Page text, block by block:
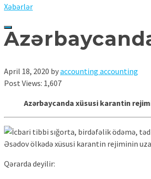
Xəbərlər
April 18, 2020 byaccounting accounting
Post Views: 1,607
Azərbaycanda xüsusi karantin rejimi
Əsədov ölkədə xüsusi karantin rejiminin
Qərarda deyilir: